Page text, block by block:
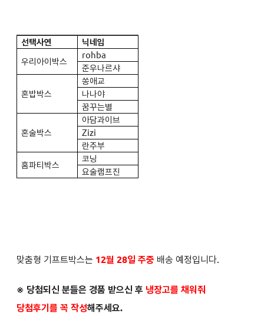
선택사연
닉네임
우리아이박스
rohba
준우나르샤
혼밥박스
쏭애교
나나야
꿈꾸는별
혼술박스
아담과이브
Zizi
란주부
홈파티박스
코닝
요술램프진
맞춤형 기프트박스는 12월 28일 주중 배송 예정입니다.
※ 당첨되신 분들은 경품 받으신 후 냉장고를 채워줘
당첨후기를 꼭 작성해주세요.